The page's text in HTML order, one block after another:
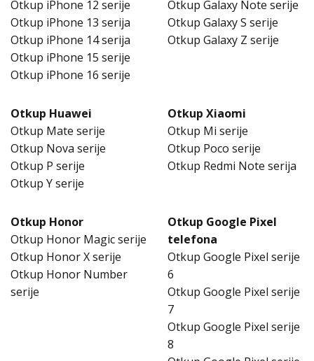
Otkup iPhone 12 serije
Otkup iPhone 13 serija
Otkup iPhone 14 serija
Otkup iPhone 15 serije
Otkup iPhone 16 serije
Otkup Galaxy Note serije
Otkup Galaxy S serije
Otkup Galaxy Z serije
Otkup Huawei
Otkup Mate serije
Otkup Nova serije
Otkup P serije
Otkup Y serije
Otkup Xiaomi
Otkup Mi serije
Otkup Poco serije
Otkup Redmi Note serija
Otkup Honor
Otkup Honor Magic serije
Otkup Honor X serije
Otkup Honor Number
serije
Otkup Google Pixel
telefona
Otkup Google Pixel serije
6
Otkup Google Pixel serije
7
Otkup Google Pixel serije
8